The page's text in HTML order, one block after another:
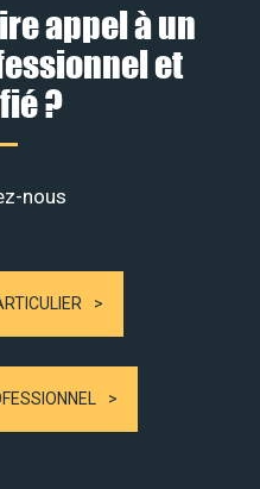
appel à un
et
?
nous